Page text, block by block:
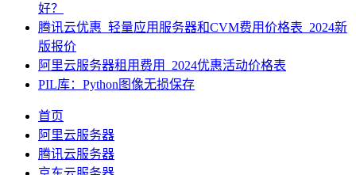
好？
腾讯云优惠_轻量应用服务器和CVM费用价格表_2024新
版报价
阿里云服务器租用费用_2024优惠活动价格表
PIL库：Python图像无损保存
首页
阿里云服务器
腾讯云服务器